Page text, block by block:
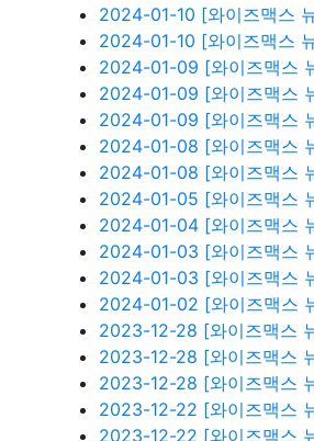
2024-01-10 [와이즈맥스
2024-01-10 [와이즈맥스
2024-01-09 [와이즈맥스
2024-01-09 [와이즈맥스
2024-01-09 [와이즈맥스
2024-01-08 [와이즈맥스
2024-01-08 [와이즈맥스
2024-01-05 [와이즈맥스
2024-01-04 [와이즈맥스
2024-01-03 [와이즈맥스
2024-01-03 [와이즈맥스
2024-01-02 [와이즈맥스
2023-12-28 [와이즈맥스
2023-12-28 [와이즈맥스
2023-12-28 [와이즈맥스
2023-12-22 [와이즈맥스
2023-12-22 [와이즈맥스